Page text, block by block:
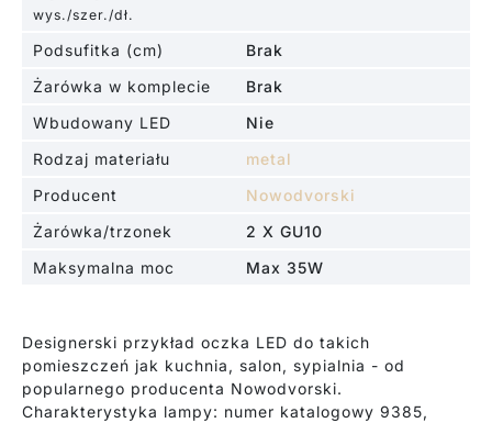
wys./szer./dł.
Podsufitka (cm)
Brak
Żarówka w komplecie
Brak
Wbudowany LED
Nie
Rodzaj materiału
metal
Producent
Nowodvorski
Żarówka/trzonek
2 X GU10
Maksymalna moc
Max 35W
Designerski przykład oczka LED do takich
pomieszczeń jak kuchnia, salon, sypialnia - od
popularnego producenta Nowodvorski.
Charakterystyka lampy: numer katalogowy 9385,